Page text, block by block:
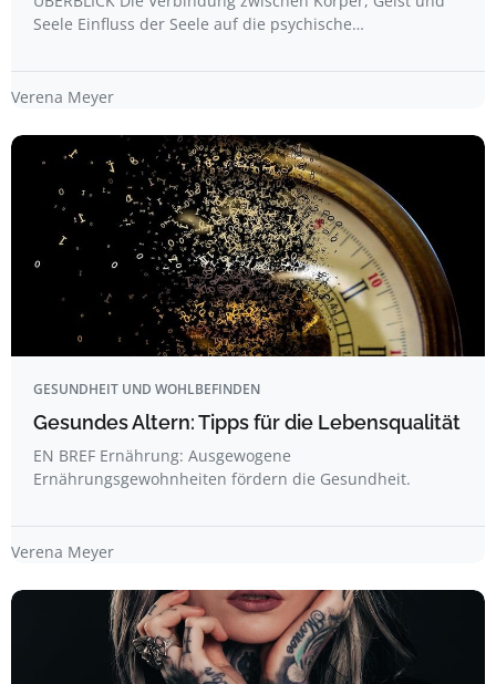
Seele Einfluss der Seele auf die psychische…
Verena Meyer
GESUNDHEIT UND WOHLBEFINDEN
Gesundes Altern: Tipps für die Lebensqualität
EN BREF Ernährung: Ausgewogene
Ernährungsgewohnheiten fördern die Gesundheit.
Verena Meyer